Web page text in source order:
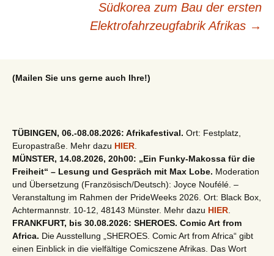
Südkorea zum Bau der ersten
Elektrofahrzeugfabrik Afrikas →
(Mailen Sie uns gerne auch Ihre!)
TÜBINGEN, 06.-08.08.2026: Afrikafestival. Ort: Festplatz,
Europastraße. Mehr dazu HIER
MÜNSTER, 14.08.2026, 20h00: „Ein Funky-Makossa für die
Freiheit“ – Lesung und Gespräch mit Max Lobe. Moderation
und Übersetzung (Französisch/Deutsch): Joyce Noufélé. –
Veranstaltung im Rahmen der PrideWeeks 2026. Ort: Black Box,
Achtermannstr. 10-12, 48143 Münster. Mehr dazu HIER
FRANKFURT, bis 30.08.2026: SHEROES. Comic Art from
Africa. Die Ausstellung „SHEROES. Comic Art from Africa“ gibt
einen Einblick in die vielfältige Comicszene Afrikas. Das Wort